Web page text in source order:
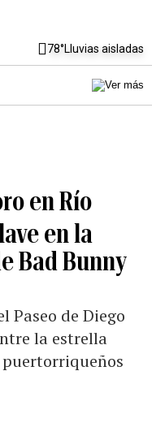
78°Lluvias aisladas
en Río
en la
Bad Bunny
Paseo de Diego
la estrella